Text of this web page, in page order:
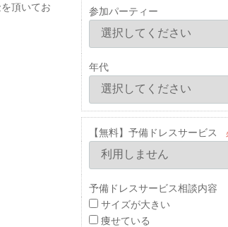
頂いてお
参加パーティー
年代
【無料】予備ドレスサービス
予備ドレスサービス相談内容
サイズが大きい
痩せている